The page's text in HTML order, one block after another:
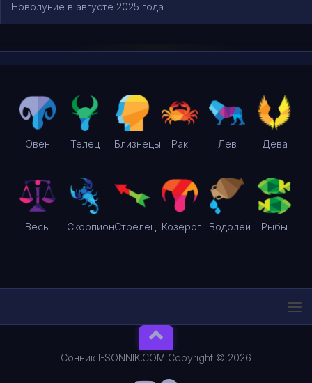
Новолуние в августе 2025 года
Овен Телец Близнецы Рак Лев Дева
Весы СкорпионСтрелец Козерог Водолей Рыбы
Сонник I-SONNIK.COM Copyright © 2026